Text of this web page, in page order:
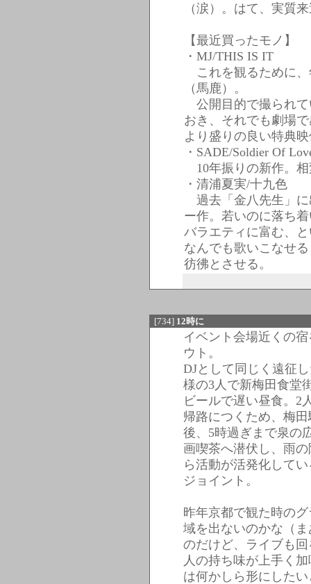
（涙）。はて、実質
【最近買ったモノ】
・MJ/THIS IS IT
これを観るために、
（馬鹿）。
公開目的で撮られて
おき、それでも劇場
より盛りの良い特典
・SADE/Soldier Of
10年振りの新作。
・清浦夏実/十九色
過去「金八先生」に
ー作。若いのに落ち
バラエティに富む、
なんでも歌いこなせ
彷彿とさせる。
[734] 12時に
イベント会場近くの
ウト。
DJとして同じく遠征
様の3人で新梅田食堂
ビールで遅い昼食。2
帰路につくため、梅
後、5時過ぎまで泉の
画喫茶へ潜伏し、雨
ら活動が活発化して
ジョイント。
昨年京都で観た時の
域を出ないのかな（
のだけど、ライブも
人の持ち味が上手く
は何かしら形にした